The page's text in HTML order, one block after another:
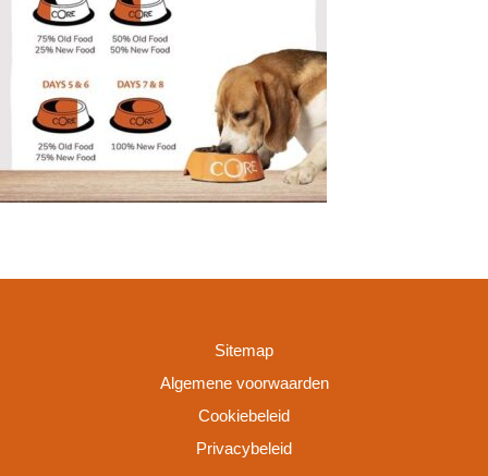
Sitemap
Algemene voorwaarden
Cookiebeleid
Privacybeleid